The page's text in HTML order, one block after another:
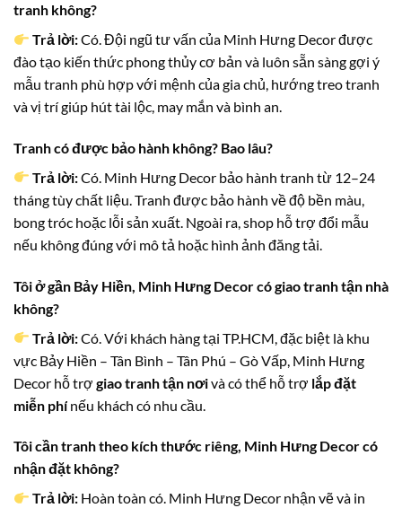
tranh không?
Trả lời:Có. Đội ngũ tư vấn của Minh Hưng Decor được
đào tạo kiến thức phong thủy cơ bản và luôn sẵn sàng gợi ý
mẫu tranh phù hợp với mệnh của gia chủ, hướng treo tranh
và vị trí giúp hút tài lộc, may mắn và bình an.
Tranh có được bảo hành không? Bao lâu?
Trả lời:Có. Minh Hưng Decor bảo hành tranh từ 12–24
tháng tùy chất liệu. Tranh được bảo hành về độ bền màu,
bong tróc hoặc lỗi sản xuất. Ngoài ra, shop hỗ trợ đổi mẫu
nếu không đúng với mô tả hoặc hình ảnh đăng tải.
Tôi ở gần Bảy Hiền, Minh Hưng Decor có giao tranh tận nhà
không?
Trả lời:Có. Với khách hàng tại TP.HCM, đặc biệt là khu
vực Bảy Hiền – Tân Bình – Tân Phú – Gò Vấp, Minh Hưng
Decor hỗ trợ giao tranh tận nơivà có thể hỗ trợ lắp đặt
miễn phí nếu khách có nhu cầu.
Tôi cần tranh theo kích thước riêng, Minh Hưng Decor có
nhận đặt không?
Trả lời: Hoàn toàn có. Minh Hưng Decor nhận vẽ và in